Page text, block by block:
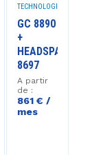
TECHNOLOGIES™
GC 8890
+
HEADSPACE
8697
A partir
de :
861 € /
mes